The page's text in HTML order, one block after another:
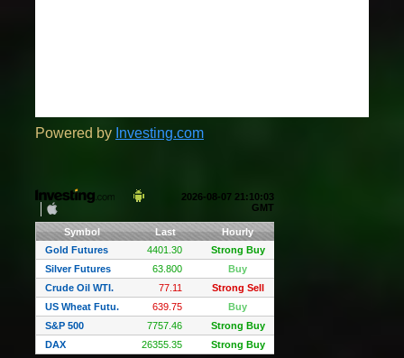
Powered by Investing.com